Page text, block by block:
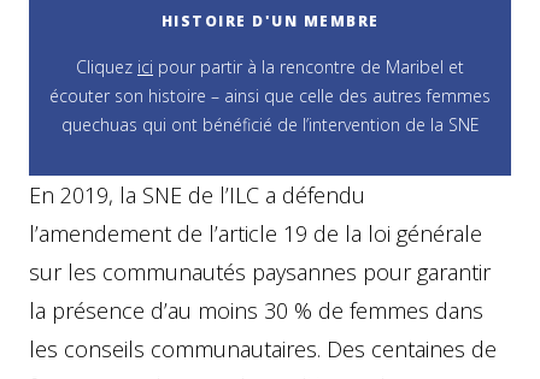
HISTOIRE D'UN MEMBRE
Cliquez ici pour partir à la rencontre de Maribel et
écouter son histoire – ainsi que celle des autres femmes
quechuas qui ont bénéficié de l’intervention de la SNE
En 2019, la SNE de l’ILC a défendu
l’amendement de l’article 19 de la loi générale
sur les communautés paysannes pour garantir
la présence d’au moins 30 % de femmes dans
les conseils communautaires. Des centaines de